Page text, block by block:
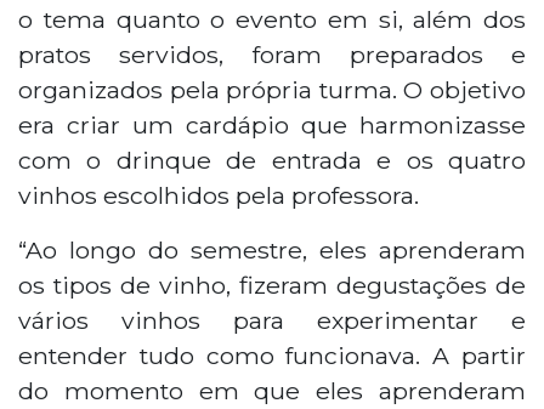
o tema quanto o evento em si, além dos
pratos servidos, foram preparados e
organizados pela própria turma. O objetivo
era criar um cardápio que harmonizasse
com o drinque de entrada e os quatro
vinhos escolhidos pela professora.
“Ao longo do semestre, eles aprenderam
os tipos de vinho, fizeram degustações de
vários vinhos para experimentar e
entender tudo como funcionava. A partir
do momento em que eles aprenderam